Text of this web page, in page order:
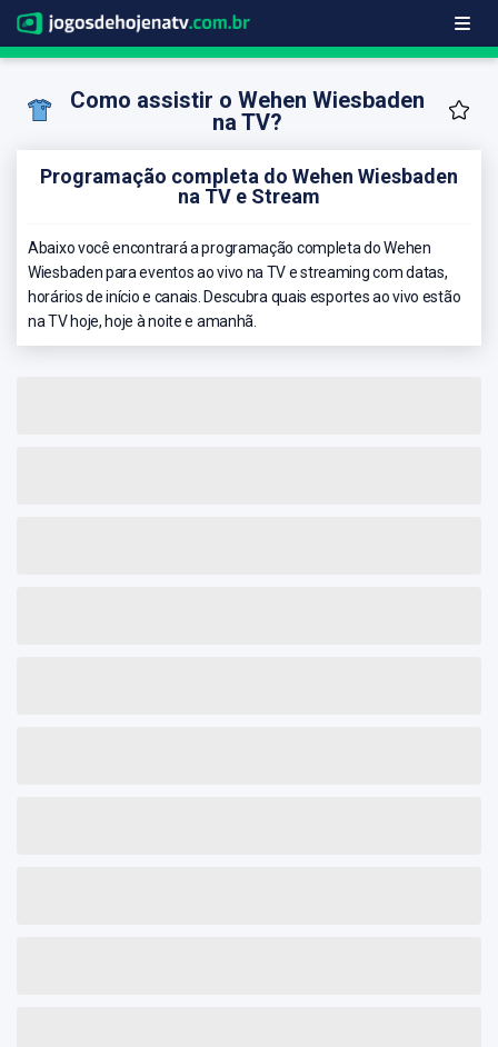
Como assistir o Wehen Wiesbaden
na TV?
Programação completa do Wehen Wiesbaden
na TV e Stream
Abaixo você encontrará a programação completa do Wehen
Wiesbaden para eventos ao vivo na TV e streaming com datas,
horários de início e canais. Descubra quais esportes ao vivo estão
na TV hoje, hoje à noite e amanhã.